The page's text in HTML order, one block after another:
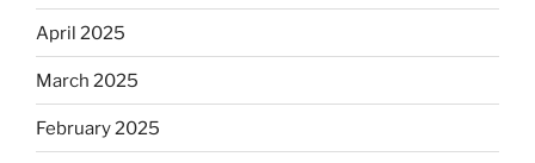
April 2025
March 2025
February 2025